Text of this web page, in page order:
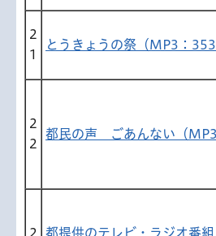
2
1
とうきょうの祭（MP3：
2
2
都民の声 ごあんない（MP3
2 都提供のテレビ・ラジオ番